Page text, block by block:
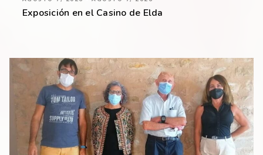
Exposición en el Casino de Elda